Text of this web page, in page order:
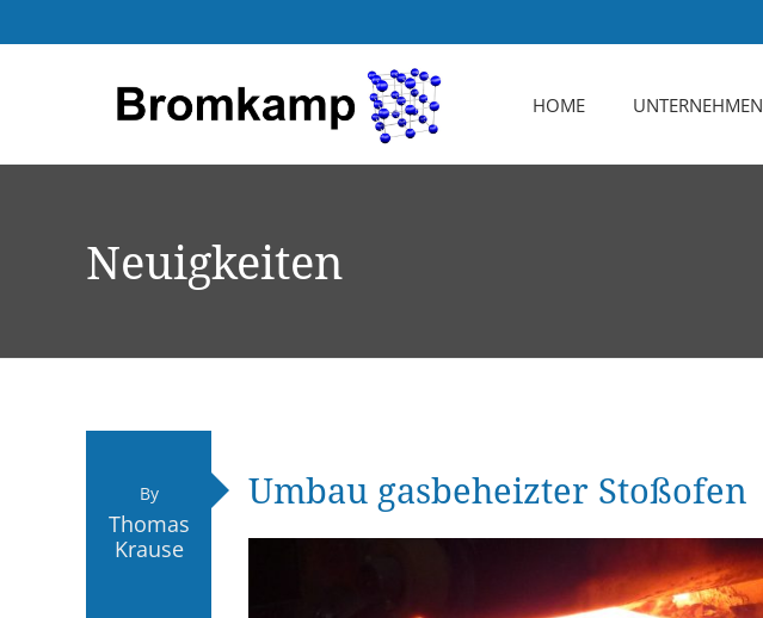
HOME UNTERNEHMEN
Das sind Wir
Neuigkeiten
By
Thomas
Krause
Umbau gasbeheizter Stoßofen